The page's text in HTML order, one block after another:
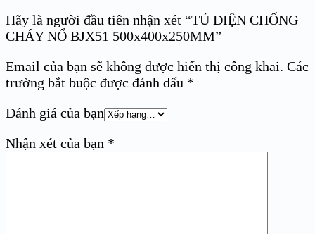
Hãy là người đầu tiên nhận xét “TỦ ĐIỆN CHỐNG
CHÁY NỔ BJX51 500x400x250MM”
Email của bạn sẽ không được hiển thị công khai. Các
trường bắt buộc được đánh dấu *
Đánh giá của bạn
Nhận xét của bạn *